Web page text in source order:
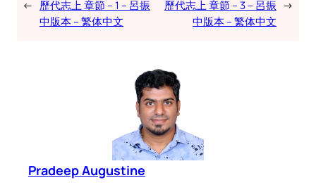
← 歷代志上 章節 – 1 – 呂振
中版本 – 繁体中文
歷代志上 章節 – 3 – 呂振
中版本 – 繁体中文
→
Pradeep Augustine